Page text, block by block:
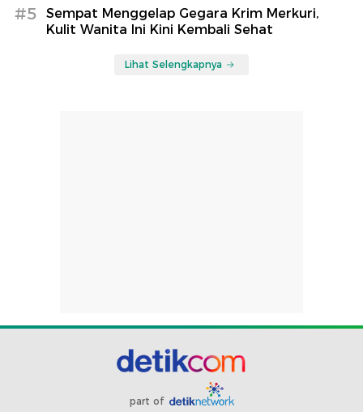
#5
Sempat Menggelap Gegara Krim Merkuri,
Kulit Wanita Ini Kini Kembali Sehat
Lihat Selengkapnya
part of